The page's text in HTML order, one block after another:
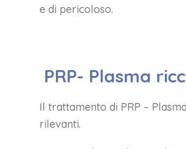
e di pericoloso.
PRP- Plasma
Il trattamento di PRP –
rilevanti.